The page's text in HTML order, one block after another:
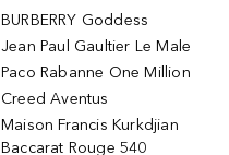
BURBERRY Goddess
Jean Paul Gaultier Le Male
Paco Rabanne One Million
Creed Aventus
Maison Francis Kurkdjian
Baccarat Rouge 540